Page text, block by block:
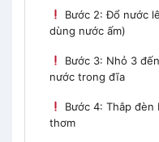
Bước 2: Đổ nước
dùng nước ấm)
Bước 3: Nhỏ 3
nước trong đĩa
Bước 4: Thắp
thơm